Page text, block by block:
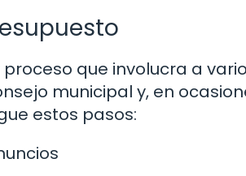
que involucra a
municipal y, en
estos pasos: